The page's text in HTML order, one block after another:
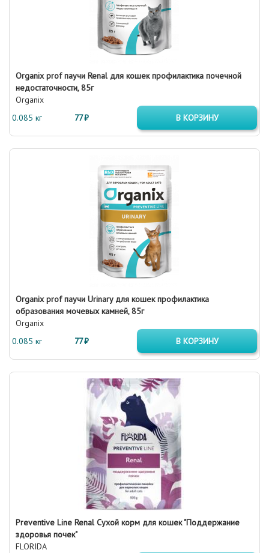
Organix prof паучи Renal для кошек профилактика почечной
недостаточности, 85г
Organix
0.085 кг
77 ₽ В КОРЗИНУ
Organix prof паучи Urinary для кошек профилактика
образования мочевых камней, 85г
Organix
0.085 кг
77 ₽ В КОРЗИНУ
Preventive Line Renal Сухой корм для кошек "Поддержание
здоровья почек"
FLORIDA